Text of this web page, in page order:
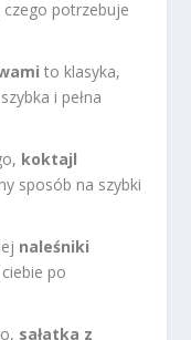
potrzebuje
to klasyka,
i pełna
koktajl
sposób na szybki
naleśniki
po
sałatka z